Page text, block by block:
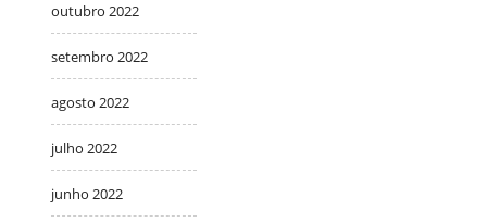
outubro 2022
setembro 2022
agosto 2022
julho 2022
junho 2022